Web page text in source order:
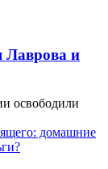
Лаврова и
освободили